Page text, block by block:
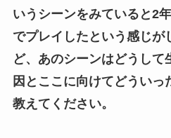
いうシーンをみていると2
でプレイしたという感じが
ど、あのシーンはどうして
因とここに向けてどういっ
教えてください。